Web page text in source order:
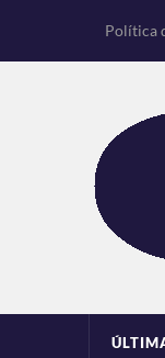
Política